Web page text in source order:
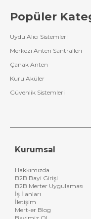
Popüler
Uydu Alıcı Sistemleri
Merkezi Anten Santralleri
Çanak Anten
Kuru Aküler
Güvenlik Sistemleri
Kurumsal
Hakkımızda
B2B Bayi Girişi
B2B Merter Uygulaması
İş İlanları
İletişim
Mert-er Blog